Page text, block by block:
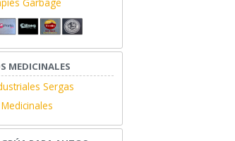
MEDICINALES
Sergas